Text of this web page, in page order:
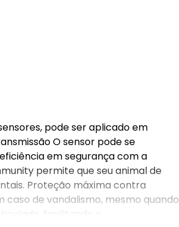
pode ser aplicado em
O sensor pode se
em segurança com a
permite que seu animal de
Proteção máxima contra
de vandalismo, mesmo quando
facilitando o